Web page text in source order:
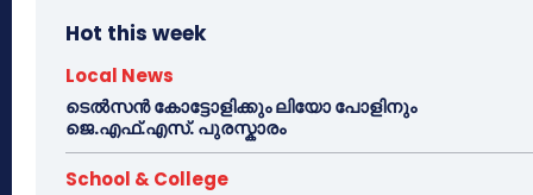
Hot this week
Local News
ടെൽസൻ കോട്ടോളിക്കും ലിയോ പോളിനും
ജെ.എഫ്.എസ്. പുരസ്കാരം
School & College